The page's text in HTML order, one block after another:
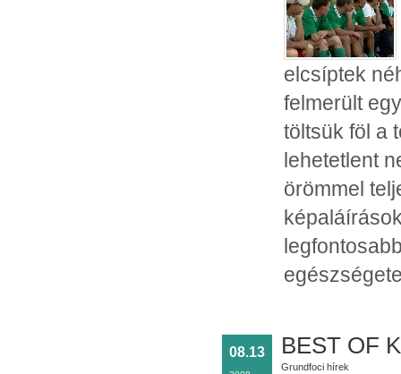
elcsíptek
felmerült
töltsük föl a
lehetetlent
örömmel
08.13 BEST OF
Grundfoci hírek